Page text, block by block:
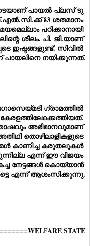
പായൽ പ്ലസ് ടു
83 ശതമാനം
പഠിക്കാനായി
ശീലം. പി. ജി.യാണ്
ഇഷ്ടങ്ങളുണ്ട്. സിവിൽ
നയിക്കുന്നത്.
ഗ്രാമത്തിൽ
അഭിമാനവുമാണ്
തൊഴിലാളികളുടെ
കാണിച്ച കരുതലുകൾ
എന്ന് ഈ വിജയം
നേട്ടങ്ങൾ കൊയ്യാൻ
എന്ന് ആശംസിക്കുന്നു.
STATE